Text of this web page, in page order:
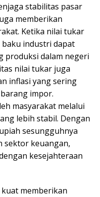
stabilitas pasar
memberikan
Ketika nilai tukar
industri dapat
produksi dalam negeri
nilai tukar juga
inflasi yang sering
impor.
masyarakat melalui
lebih stabil. Dengan
sesungguhnya
sektor keuangan,
kesejahteraan
memberikan